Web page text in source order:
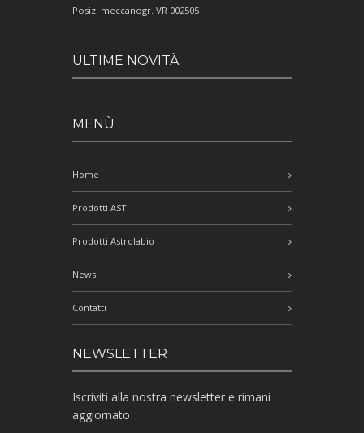
Posiz. meccanogr. VR 002505
ULTIME NOVITÀ
MENÙ
Home
Prodotti AST
Prodotti Astrolabio
News
Contatti
NEWSLETTER
Iscriviti alla nostra newsletter e rimani
aggiornato